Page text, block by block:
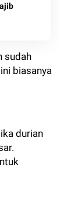
sudah
biasanya
durian